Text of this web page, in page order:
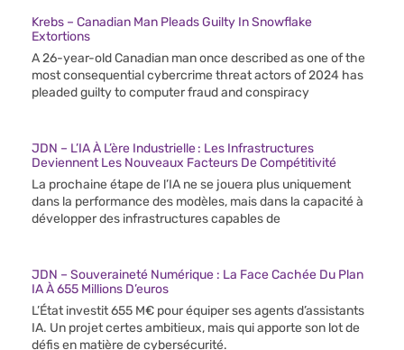
Krebs – Canadian Man Pleads Guilty In Snowflake
Extortions
A 26-year-old Canadian man once described as one of the
most consequential cybercrime threat actors of 2024 has
pleaded guilty to computer fraud and conspiracy
JDN – L’IA À L’ère Industrielle : Les Infrastructures
Deviennent Les Nouveaux Facteurs De Compétitivité
La prochaine étape de l’IA ne se jouera plus uniquement
dans la performance des modèles, mais dans la capacité à
développer des infrastructures capables de
JDN – Souveraineté Numérique : La Face Cachée Du Plan
IA À 655 Millions D’euros
L’État investit 655 M€ pour équiper ses agents d’assistants
IA. Un projet certes ambitieux, mais qui apporte son lot de
défis en matière de cybersécurité.